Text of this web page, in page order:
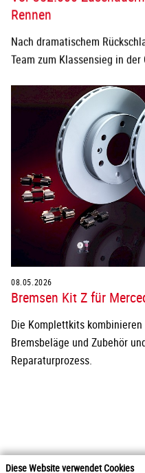
Diese Website verwendet Cookies
Rennen
Nach dramatischem
Team zum Klassensieg in der
08.05.2026
Bremsen Kit Z für
Die Komplettkits
Bremsbeläge und Zubehör
Reparaturprozess.